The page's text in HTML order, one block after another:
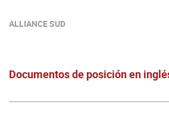
ALLIANCE SUD
Documentos de posición en